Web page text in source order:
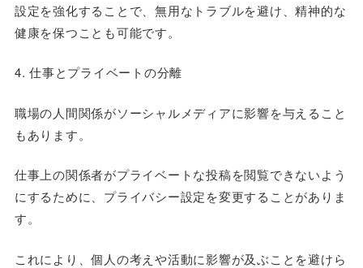
設定を強化することで、無用なトラブルを避け、精神的な
健康を保つことも可能です。
4. 仕事とプライベートの分離
職場の人間関係がソーシャルメディアに影響を与えること
もあります。
仕事上の関係者がプライベートな投稿を閲覧できないよう
にするために、プライバシー設定を変更することがありま
す。
これにより、個人の考えや活動に影響が及ぶことを避けら